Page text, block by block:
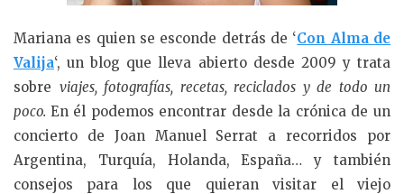
Mariana es quien se esconde detrás de ‘Con Alma de
Valija‘, un blog que lleva abierto desde 2009 y trata
sobre viajes, fotografías, recetas, reciclados y de todo un
poco. En él podemos encontrar desde la crónica de un
concierto de Joan Manuel Serrat a recorridos por
Argentina, Turquía, Holanda, España… y también
consejos para los que quieran visitar el viejo